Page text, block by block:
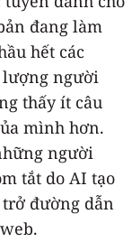
đang làm
hết các
người
thấy ít câu
mình hơn.
người
tắt do AI tạo
đường dẫn